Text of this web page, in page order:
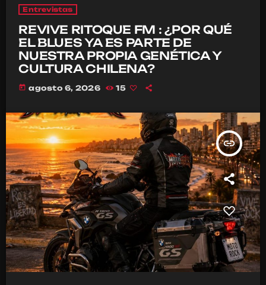
Entrevistas
REVIVE RITOQUE FM : ¿POR QUÉ
EL BLUES YA ES PARTE DE
NUESTRA PROPIA GENÉTICA Y
CULTURA CHILENA?
today agosto 6, 2026 15
insert_link